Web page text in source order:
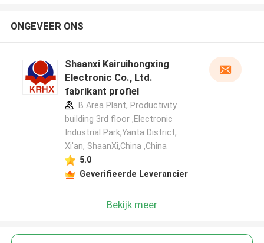
ONGEVEER ONS
Shaanxi Kairuihongxing
Electronic Co., Ltd.
fabrikant profiel
B Area Plant, Productivity
building 3rd floor ,Electronic
Industrial Park,Yanta District,
Xi'an, ShaanXi,China ,China
5.0
Geverifieerde Leverancier
Bekijk meer